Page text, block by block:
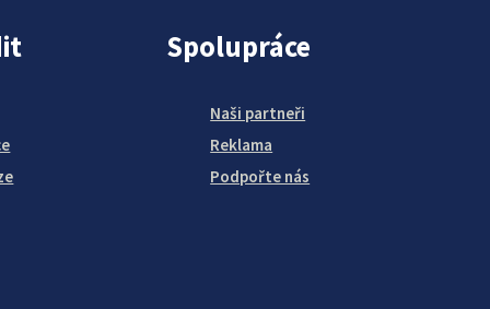
Spolupráce
Naši partneři
Reklama
Podpořte nás